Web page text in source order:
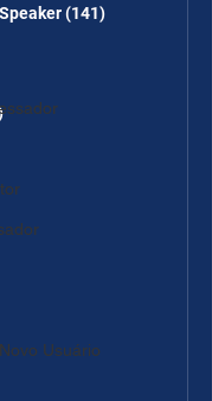
Usuário
(141)
220 posts